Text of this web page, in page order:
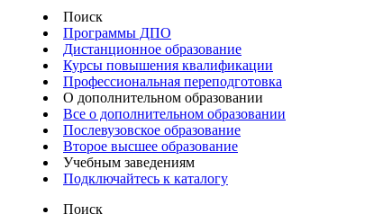
Поиск
Программы ДПО
Дистанционное образование
Курсы повышения квалификации
Профессиональная переподготовка
О дополнительном образовании
Все о дополнительном образовании
Послевузовское образование
Второе высшее образование
Учебным заведениям
Подключайтесь к каталогу
Поиск